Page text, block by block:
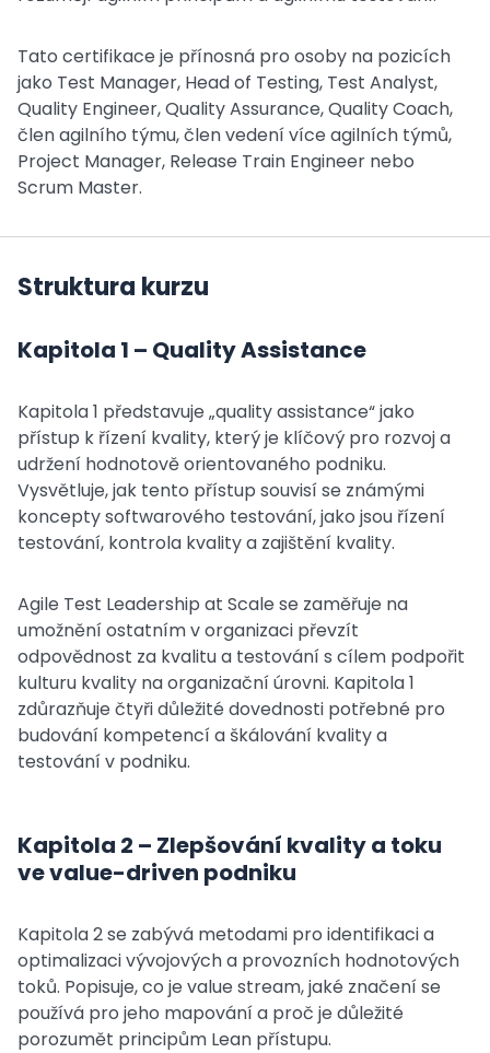
Tato certifikace je přínosná pro osoby na pozicích
jako Test Manager, Head of Testing, Test Analyst,
Quality Engineer, Quality Assurance, Quality Coach,
člen agilního týmu, člen vedení více agilních týmů,
Project Manager, Release Train Engineer nebo
Scrum Master.
Struktura kurzu
Kapitola 1 – Quality Assistance
Kapitola 1 představuje „quality assistance“ jako
přístup k řízení kvality, který je klíčový pro rozvoj a
udržení hodnotově orientovaného podniku.
Vysvětluje, jak tento přístup souvisí se známými
koncepty softwarového testování, jako jsou řízení
testování, kontrola kvality a zajištění kvality.
Agile Test Leadership at Scale se zaměřuje na
umožnění ostatním v organizaci převzít
odpovědnost za kvalitu a testování s cílem podpořit
kulturu kvality na organizační úrovni. Kapitola 1
zdůrazňuje čtyři důležité dovednosti potřebné pro
budování kompetencí a škálování kvality a
testování v podniku.
Kapitola 2 – Zlepšování kvality a toku
ve value-driven podniku
Kapitola 2 se zabývá metodami pro identifikaci a
optimalizaci vývojových a provozních hodnotových
toků. Popisuje, co je value stream, jaké značení se
používá pro jeho mapování a proč je důležité
porozumět principům Lean přístupu.